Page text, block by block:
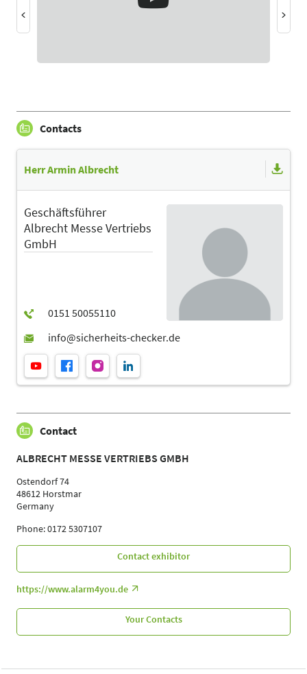
Contacts
Herr Armin Albrecht
Geschäftsführer
Albrecht Messe Vertriebs
GmbH
Contact
ALBRECHT MESSE VERTRIEBS GMBH
Ostendorf 74
48612 Horstmar
Germany
Phone: 0172 5307107
Contact exhibitor
https://www.alarm4you.de
Your Contacts